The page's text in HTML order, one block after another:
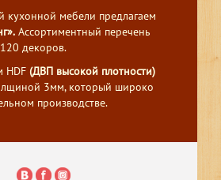
кухонной мебели предлагаем
Ассортиментный перечень
декоров.
HDF (ДВП высокой плотности)
3мм, который широко
производстве.